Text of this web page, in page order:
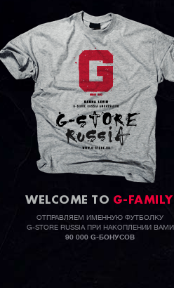
WELCOME TO G-FAMILY
ОТПРАВЛЯЕМ ИМЕННУЮ ФУТБОЛКУ
G-STORE RUSSIA ПРИ НАКОПЛЕНИИ ВАМИ
90 000 G-БОНУСОВ